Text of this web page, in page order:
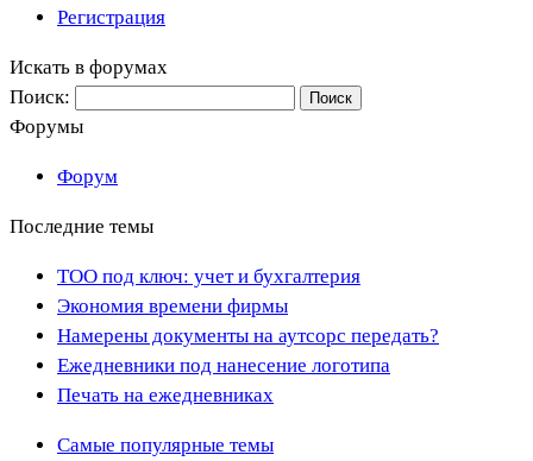
Регистрация
Искать в форумах
Поиск:
Форумы
Форум
Последние темы
ТОО под ключ: учет и бухгалтерия
Экономия времени фирмы
Намерены документы на аутсорс передать?
Ежедневники под нанесение логотипа
Печать на ежедневниках
Самые популярные темы